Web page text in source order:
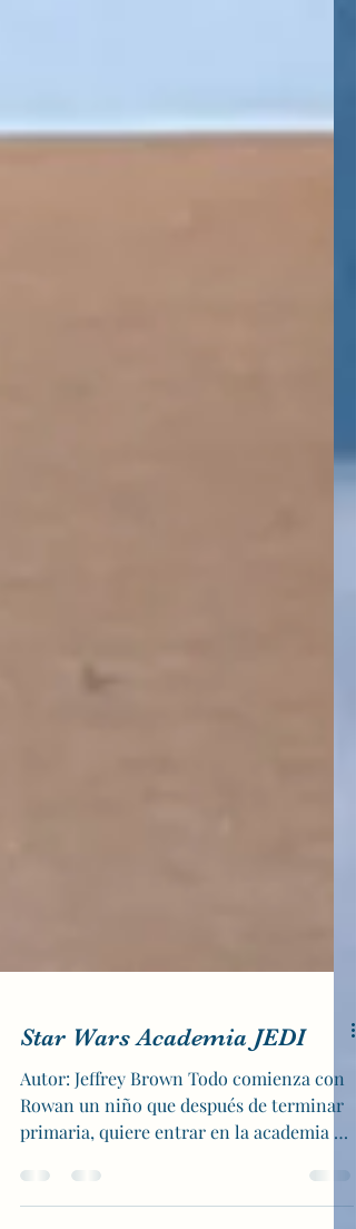
Star Wars Academia JEDI
Autor: Jeffrey Brown Todo comienza con
primaria, quiere entrar en la academia de
pilotos con su...